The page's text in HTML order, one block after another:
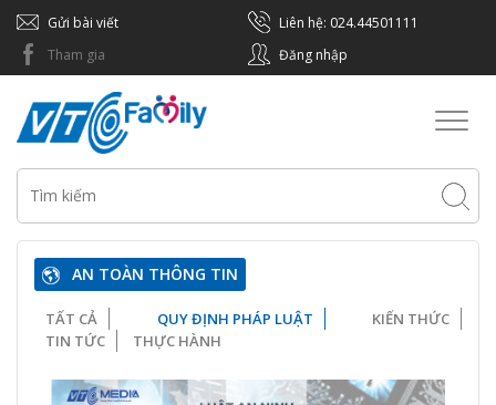
Gửi bài viết
Liên hệ: 024.44501111
Tham gia
Đăng nhập
AN TOÀN THÔNG TIN
TẤT CẢ QUY ĐỊNH PHÁP LUẬT
KIẾN THỨC
TIN TỨC
THỰC HÀNH